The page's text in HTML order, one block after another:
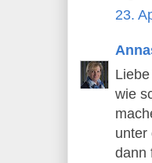
23.
wie
unter
dann